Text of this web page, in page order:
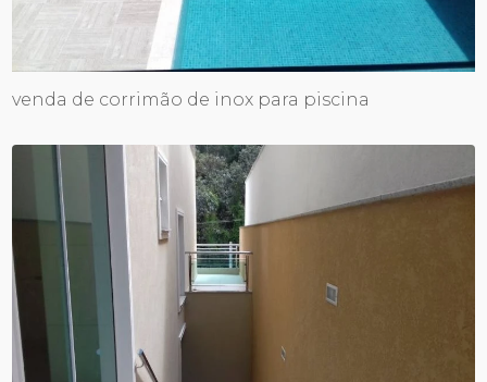
venda de corrimão de inox para piscina